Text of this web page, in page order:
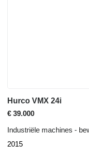
Hurco VMX 24i
€ 39.000
Industriële machines -
2015